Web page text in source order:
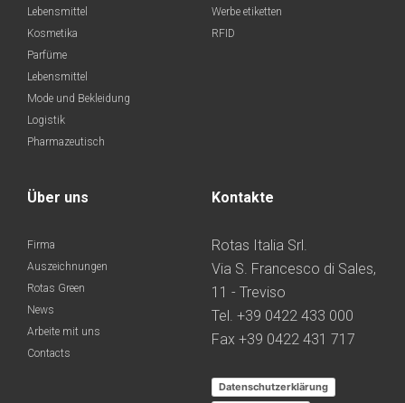
Lebensmittel
Kosmetika
Parfüme
Lebensmittel
Mode und Bekleidung
Logistik
Pharmazeutisch
Werbe etiketten
RFID
Über uns
Firma
Auszeichnungen
Rotas Green
News
Arbeite mit uns
Contacts
Kontakte
Rotas Italia Srl.
Via S. Francesco di Sales,
11 - Treviso
Tel. +39 0422 433 000
Fax +39 0422 431 717
Datenschutzerklärung